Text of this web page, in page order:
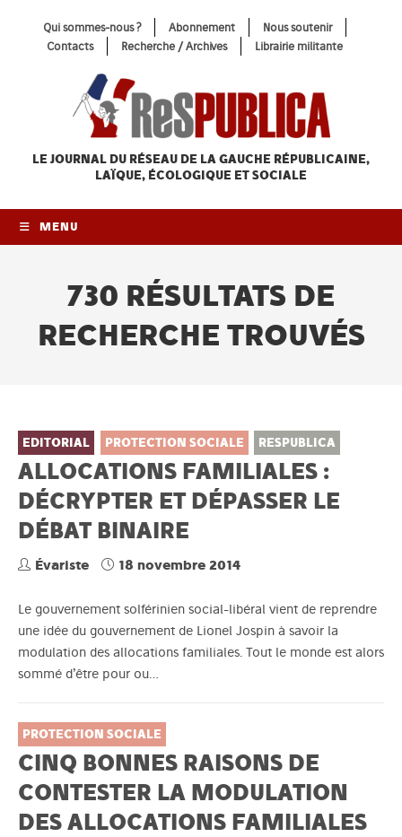
Qui sommes-nous ? Abonnement
Nous soutenir
Contacts
Recherche / Archives Librairie militante
LE JOURNAL DU RÉSEAU DE LA GAUCHE RÉPUBLICAINE,
LAÏQUE, ÉCOLOGIQUE ET SOCIALE
MENU
730 RÉSULTATS DE
RECHERCHE TROUVÉS
EDITORIAL PROTECTION SOCIALE RESPUBLICA
ALLOCATIONS FAMILIALES :
DÉCRYPTER ET DÉPASSER LE
DÉBAT BINAIRE
Évariste 18 novembre 2014
Le gouvernement solférinien social-libéral vient de reprendre
une idée du gouvernement de Lionel Jospin à savoir la
modulation des allocations familiales. Tout le monde est alors
sommé d’être pour ou…
PROTECTION SOCIALE
CINQ BONNES RAISONS DE
CONTESTER LA MODULATION
DES ALLOCATIONS FAMILIALES